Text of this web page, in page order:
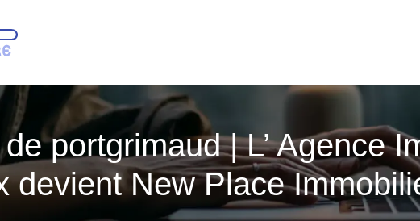
portgrimaud | L’ Agence
devient New Place